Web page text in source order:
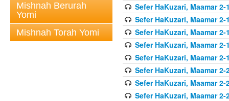
Mishnah Berurah
Yomi
Mishnah Torah Yomi
Sefer HaKuzari, Maamar 2-
Sefer HaKuzari, Maamar 2-
Sefer HaKuzari, Maamar 2-
Sefer HaKuzari, Maamar 2-
Sefer HaKuzari, Maamar 2-
Sefer HaKuzari, Maamar 2-
Sefer HaKuzari, Maamar 2-
Sefer HaKuzari, Maamar 2-